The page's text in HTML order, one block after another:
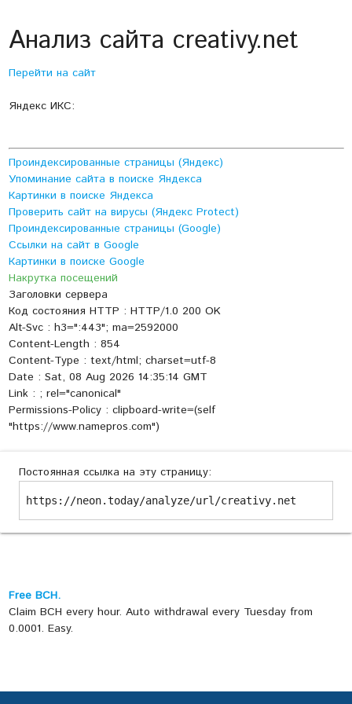
Анализ сайта creativy.net
Перейти на сайт
Яндекс ИКС:
Проиндексированные страницы (Яндекс)
Упоминание сайта в поиске Яндекса
Картинки в поиске Яндекса
Проверить сайт на вирусы (Яндекс Protect)
Проиндексированные страницы (Google)
Ссылки на сайт в Google
Картинки в поиске Google
Накрутка посещений
Заголовки сервера
Код состояния HTTP : HTTP/1.0 200 OK
Alt-Svc : h3=":443"; ma=2592000
Content-Length : 854
Content-Type : text/html; charset=utf-8
Date : Sat, 08 Aug 2026 14:35:14 GMT
Link : ; rel="canonical"
Permissions-Policy : clipboard-write=(self
"https://www.namepros.com")
Постоянная ссылка на эту страницу:
https://neon.today/analyze/url/creativy.net
Free BCH.
Claim BCH every hour. Auto withdrawal every Tuesday from
0.0001. Easy.